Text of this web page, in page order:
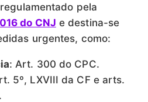
pela
do CNJ e destina-se
urgentes, como:
: Art. 300 do CPC.
5º, LXVIII da CF e arts.